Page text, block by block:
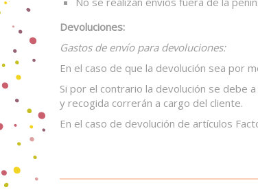
Devoluciones:
Gastos de envío para devoluciones:
En el caso de que la devolución sea por
Si por el contrario la devolución se debe
y recogida correrán a cargo del cliente.
En el caso de devolución de artículos